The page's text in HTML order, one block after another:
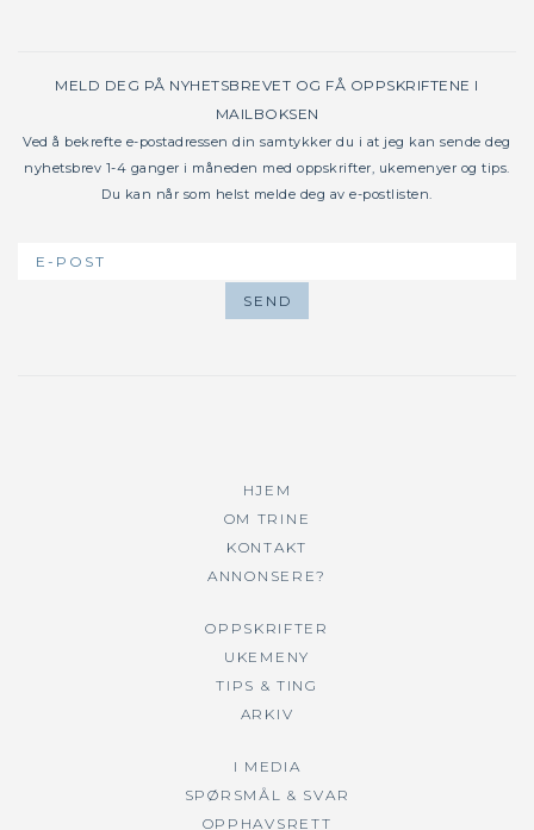
MELD DEG PÅ NYHETSBREVET OG FÅ OPPSKRIFTENE I
MAILBOKSEN
Ved å bekrefte e-postadressen din samtykker du i at jeg kan sende deg
nyhetsbrev 1-4 ganger i måneden med oppskrifter, ukemenyer og tips.
Du kan når som helst melde deg av e-postlisten.
HJEM
OM TRINE
KONTAKT
ANNONSERE?
OPPSKRIFTER
UKEMENY
TIPS & TING
ARKIV
I MEDIA
SPØRSMÅL & SVAR
OPPHAVSRETT